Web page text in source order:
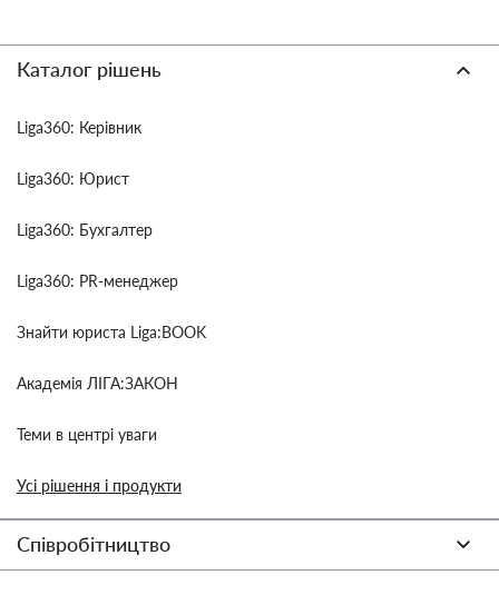
Каталог рішень
Liga360: Керівник
Liga360: Юрист
Liga360: Бухгалтер
Liga360: PR-менеджер
Знайти юриста Liga:BOOK
Академія ЛІГА:ЗАКОН
Теми в центрі уваги
Усі рішення і продукти
Співробітництво